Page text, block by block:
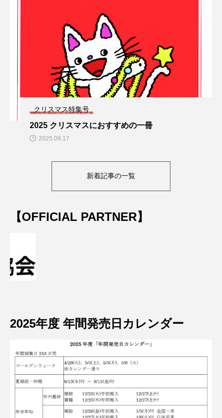
クリスマス特集号
2025 クリスマスにおすすめの一冊
2025.09.17
新着記事の一覧
【OFFICIAL PARTNER】
2025年度 年間発売日カレンダー